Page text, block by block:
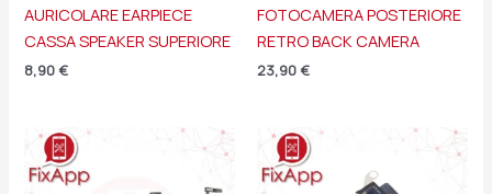
AURICOLARE EARPIECE
CASSA SPEAKER SUPERIORE
8,90 €
FOTOCAMERA POSTERIORE
RETRO BACK CAMERA
23,90 €